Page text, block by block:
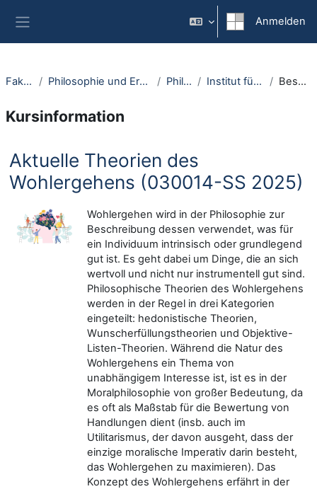
Anmelden
Fakultäten Philosophie und Erziehungswissenschaft Philosophie Institut für Philosophie I Beschreibung
Kursinformation
Aktuelle Theorien des
Wohlergehens (030014-SS 2025)
Wohlergehen wird in der Philosophie zur
Beschreibung dessen verwendet, was für
ein Individuum intrinsisch oder grundlegend
gut ist. Es geht dabei um Dinge, die an sich
wertvoll und nicht nur instrumentell gut sind.
Philosophische Theorien des Wohlergehens
werden in der Regel in drei Kategorien
eingeteilt: hedonistische Theorien,
Wunscherfüllungstheorien und Objektive-
Listen-Theorien. Während die Natur des
Wohlergehens ein Thema von
unabhängigem Interesse ist, ist es in der
Moralphilosophie von großer Bedeutung, da
es oft als Maßstab für die Bewertung von
Handlungen dient (insb. auch im
Utilitarismus, der davon ausgeht, dass der
einzige moralische Imperativ darin besteht,
das Wohlergehen zu maximieren). Das
Konzept des Wohlergehens erfährt in der